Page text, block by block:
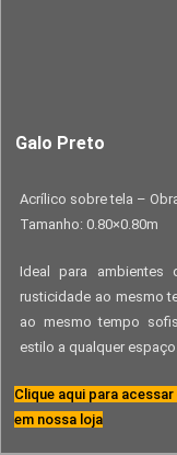
Galo Preto
Acrílico sobre tela –
Tamanho: 0.80×0.80m
Ideal para
rusticidade ao mesmo
ao mesmo tempo
estilo a qualquer espaço.
Clique aqui para
em nossa loja